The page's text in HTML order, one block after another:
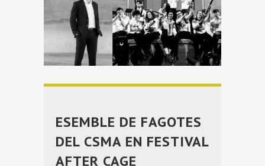
ESEMBLE DE FAGOTES
DEL CSMA EN FESTIVAL
AFTER CAGE